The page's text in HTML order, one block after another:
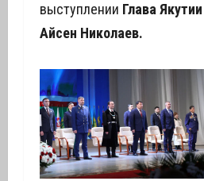
выступлении Глава Якутии
Айсен Николаев.